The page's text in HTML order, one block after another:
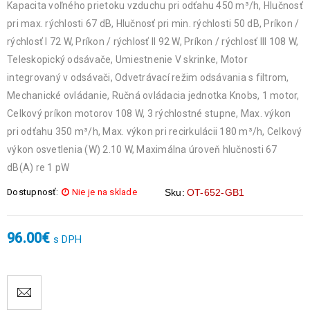
Kapacita voľného prietoku vzduchu pri odťahu 450 m³/h, Hlučnosť
pri max. rýchlosti 67 dB, Hlučnosť pri min. rýchlosti 50 dB, Príkon /
rýchlosť I 72 W, Príkon / rýchlosť II 92 W, Príkon / rýchlosť III 108 W,
Teleskopický odsávače, Umiestnenie V skrinke, Motor
integrovaný v odsávači, Odvetrávací režim odsávania s filtrom,
Mechanické ovládanie, Ručná ovládacia jednotka Knobs, 1 motor,
Celkový príkon motorov 108 W, 3 rýchlostné stupne, Max. výkon
pri odťahu 350 m³/h, Max. výkon pri recirkulácii 180 m³/h, Celkový
výkon osvetlenia (W) 2.10 W, Maximálna úroveň hlučnosti 67
dB(A) re 1 pW
Dostupnosť: Nie je na sklade Sku: OT-652-GB1
96.00€ s DPH